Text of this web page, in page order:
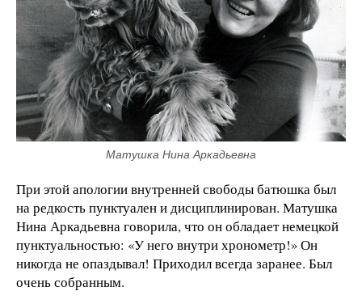
Матушка Нина Аркадьевна
При этой апологии внутренней свободы батюшка был
на редкость пунктуален и дисциплинирован. Матушка
Нина Аркадьевна говорила, что он обладает немецкой
пунктуальностью: «У него внутри хронометр!» Он
никогда не опаздывал! Приходил всегда заранее. Был
очень собранным.